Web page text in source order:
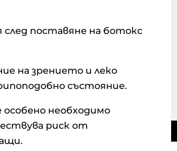
поставяне на ботокс
на зрението и леко
състояние.
необходимо
риск от